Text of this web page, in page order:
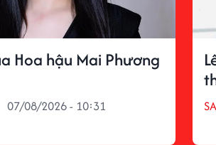
Hoa hậu Mai Phương
07/08/2026 - 10:31